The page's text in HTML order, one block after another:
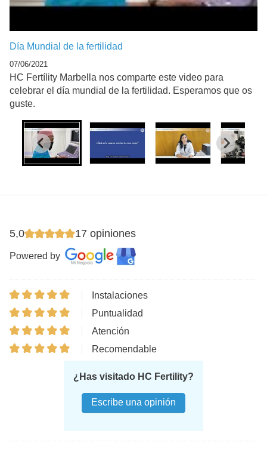
Día Mundial de la fertilidad
07/06/2021
HC Fertílity Marbella nos comparte este video para
celebrar el día mundial de la fertilidad. Esperamos que os
guste.
5,0 17 opiniones
Powered by
Instalaciones
Puntualidad
Atención
Recomendable
¿Has visitado HC Fertility?
Escribe una opinión